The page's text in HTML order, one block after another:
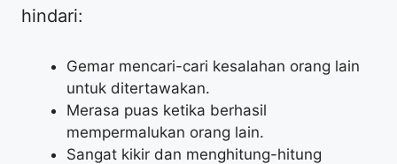
hindari:
Gemar mencari-cari kesalahan orang lain
untuk ditertawakan.
Merasa puas ketika berhasil
mempermalukan orang lain.
Sangat kikir dan menghitung-hitung